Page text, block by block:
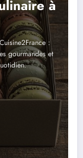
à
:
gourmandes et